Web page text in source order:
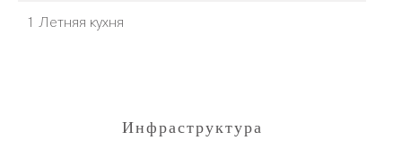
1 Летняя кухня
Инфраструктура